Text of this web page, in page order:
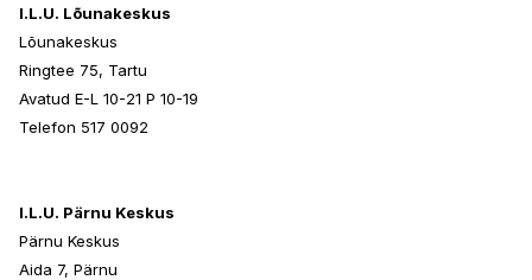
I.L.U. Lõunakeskus
Lõunakeskus
Ringtee 75, Tartu
Avatud E-L 10-21 P 10-19
Telefon 517 0092
I.L.U. Pärnu Keskus
Pärnu Keskus
Aida 7, Pärnu